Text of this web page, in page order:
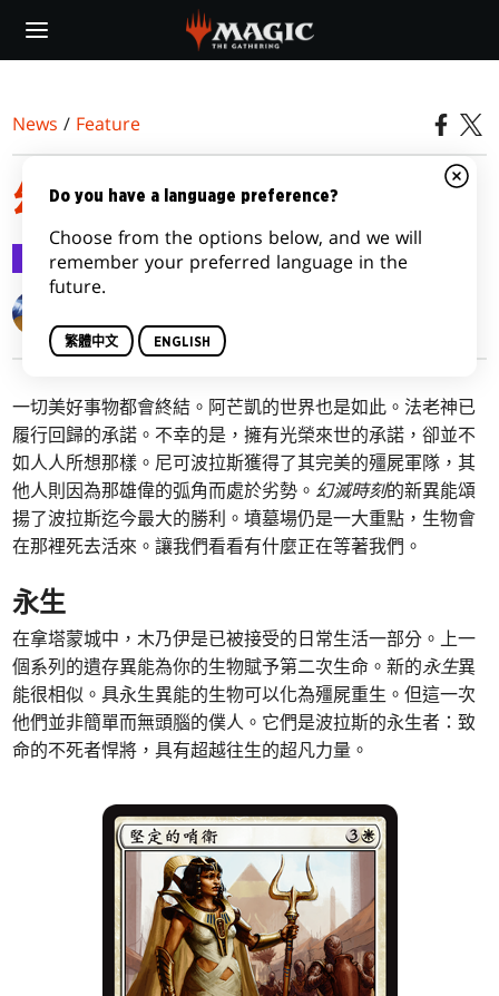
main
News / Feature
幻滅時刻機制
Feature 2017-06-17
一切美好事物都會終結。阿芒凱的世界也是如此。法老神已
履行回歸的承諾。不幸的是，擁有光榮來世的承諾，卻並不
如人人所想那樣。尼可波拉斯獲得了其完美的殭屍軍隊，其
他人則因為那雄偉的弧角而處於劣勢。 幻滅時刻的新異能頌
揚了波拉斯迄今最大的勝利。墳墓場仍是一大重點，生物會
在那裡死去活來。讓我們看看有什麼正在等著我們。
永生
在拿塔蒙城中，木乃伊是已被接受的日常生活一部分。上一
個系列的遺存異能為你的生物賦予第二次生命。新的永生異
能很相似。具永生異能的生物可以化為殭屍重生。但這一次
他們並非簡單而無頭腦的僕人。它們是波拉斯的永生者：致
命的不死者悍將，具有超越往生的超凡力量。
Do you have a language preference?
Choose from the options below, and we will
remember your preferred language in the
future.
繁體中文 ENGLISH